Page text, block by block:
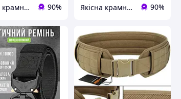
Якісна крамничка 90% Якісна крамничка 90%